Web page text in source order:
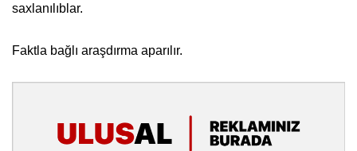
saxlanılıblar.
Faktla bağlı araşdırma aparılır.